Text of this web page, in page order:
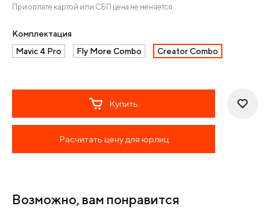
При оплате картой или СБП цена не меняется
Комплектация
Mavic 4 Pro
Fly More Combo Creator Combo
Купить
Расчитать цену для юрлиц
Возможно, вам понравится